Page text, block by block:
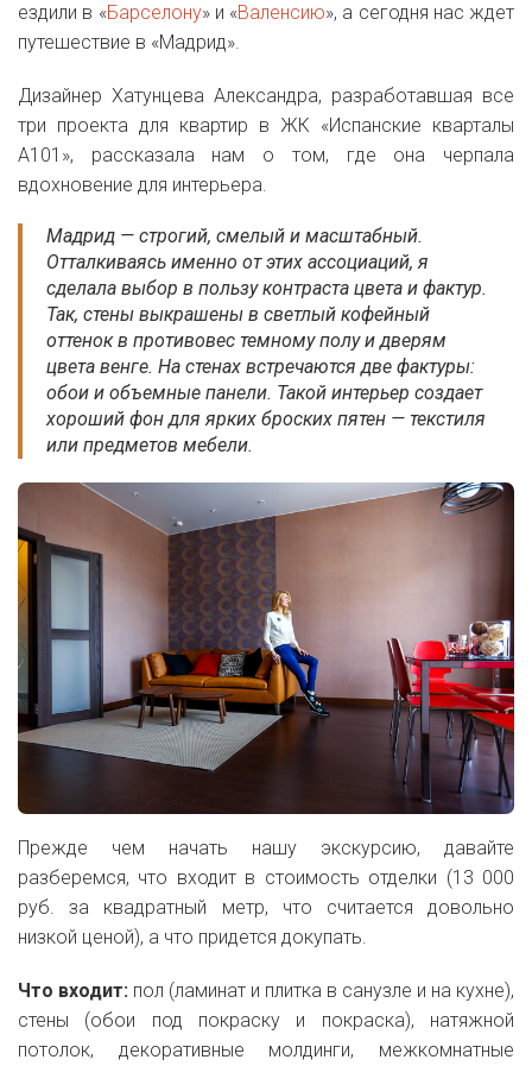
ездили в «Барселону» и «Валенсию», а сегодня нас ждет
путешествие в «Мадрид».
Дизайнер Хатунцева Александра, разработавшая все
три проекта для квартир в ЖК «Испанские кварталы
А101», рассказала нам о том, где она черпала
вдохновение для интерьера.
Мадрид — строгий, смелый и масштабный.
Отталкиваясь именно от этих ассоциаций, я
сделала выбор в пользу контраста цвета и фактур.
Так, стены выкрашены в светлый кофейный
оттенок в противовес темному полу и дверям
цвета венге. На стенах встречаются две фактуры:
обои и объемные панели. Такой интерьер создает
хороший фон для ярких броских пятен — текстиля
или предметов мебели.
Прежде чем начать нашу экскурсию, давайте
разберемся, что входит в стоимость отделки (13 000
руб. за квадратный метр, что считается довольно
низкой ценой), а что придется докупать.
Что входит: пол (ламинат и плитка в санузле и на кухне),
стены (обои под покраску и покраска), натяжной
потолок, декоративные молдинги, межкомнатные